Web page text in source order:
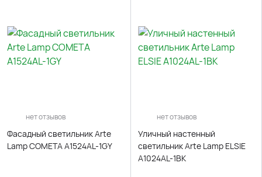
нет отзывов
Фасадный светильник Arte
Lamp COMETA A1524AL-1GY
нет отзывов
Уличный настенный
светильник Arte Lamp ELSIE
A1024AL-1BK